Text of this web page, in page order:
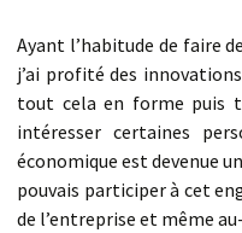
Ayant l’habitude de faire
j’ai profité des
tout cela en forme puis
intéresser certaines
économique est devenue
pouvais participer à cet
de l’entreprise et même